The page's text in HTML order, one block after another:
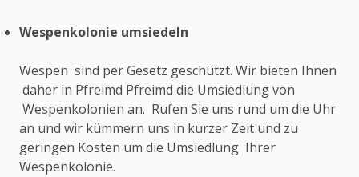
Wespenkolonie umsiedeln
Wespen sind per Gesetz geschützt. Wir bieten Ihnen
daher in Pfreimd Pfreimd die Umsiedlung von
Wespenkolonien an. Rufen Sie uns rund um die Uhr
an und wir kümmern uns in kurzer Zeit und zu
geringen Kosten um die Umsiedlung Ihrer
Wespenkolonie.